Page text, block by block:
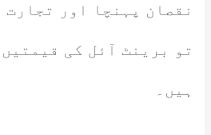
نقصان پہنچا اور
تو برینٹ آئل کی
ہیں۔